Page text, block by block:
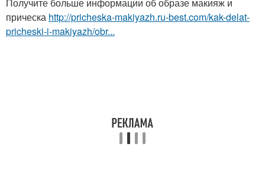
Получите больше информации об образе макияж и
прическа http://pricheska-makiyazh.ru-best.com/kak-delat-
pricheski-i-makiyazh/obr...